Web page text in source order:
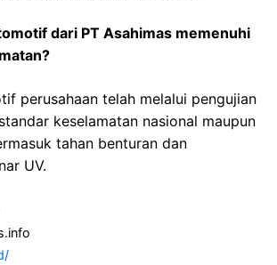
dari PT Asahimas memenuhi
perusahaan telah melalui pengujian
keselamatan nasional maupun
tahan benturan dan
UV.